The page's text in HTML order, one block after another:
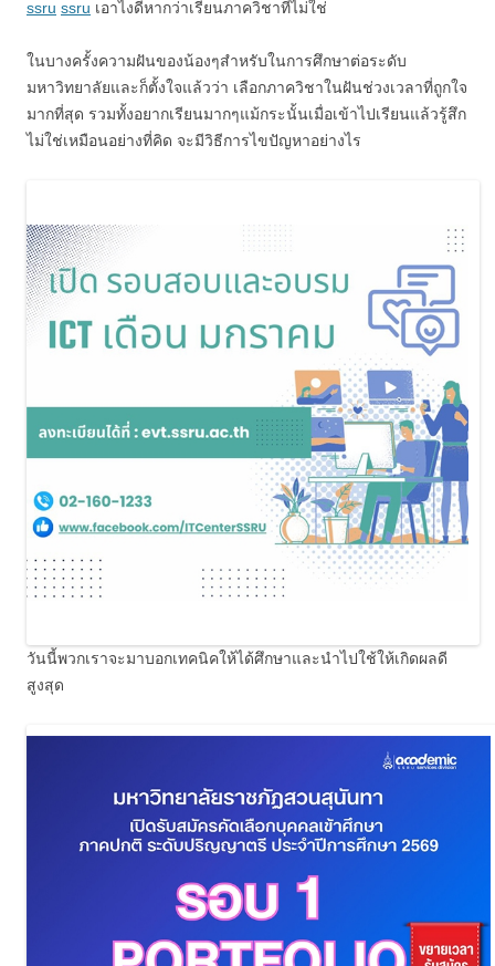
ssru ssru เอาไงดีหากว่าเรียนภาควิชาที่ไม่ใช่
ในบางครั้งความฝันของน้องๆสำหรับในการศึกษาต่อระดับ
มหาวิทยาลัยและก็ตั้งใจแล้วว่า เลือกภาควิชาในฝันช่วงเวลาที่ถูกใจ
มากที่สุด รวมทั้งอยากเรียนมากๆแม้กระนั้นเมื่อเข้าไปเรียนแล้วรู้สึก
ไม่ใช่เหมือนอย่างที่คิด จะมีวิธีการไขปัญหาอย่างไร
วันนี้พวกเราจะมาบอกเทคนิคให้ได้ศึกษาและนำไปใช้ให้เกิดผลดี
สูงสุด